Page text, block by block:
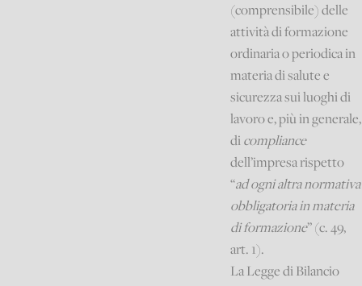
(comprensibile) delle
attività di formazione
ordinaria o periodica in
materia di salute e
sicurezza sui luoghi di
lavoro e, più in generale,
dicompliance
dell’impresa rispetto
“ad ogni altra normativa
obbligatoria in materia
di formazione” (c. 49,
art. 1).
La Legge di Bilancio